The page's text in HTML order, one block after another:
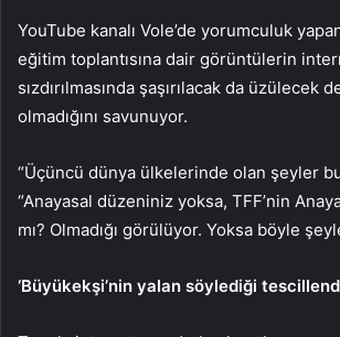
YouTube kanalı Vole’de yorumculuk
eğitim toplantısına dair görüntülerin
sızdırılmasında şaşırılacak da üzülecek
olmadığını savunuyor.
“Üçüncü dünya ülkelerinde olan şeyler
“Anayasal düzeniniz yoksa, TFF’nin
mı? Olmadığı görülüyor. Yoksa böyle
‘Büyükekşi’nin yalan söylediği